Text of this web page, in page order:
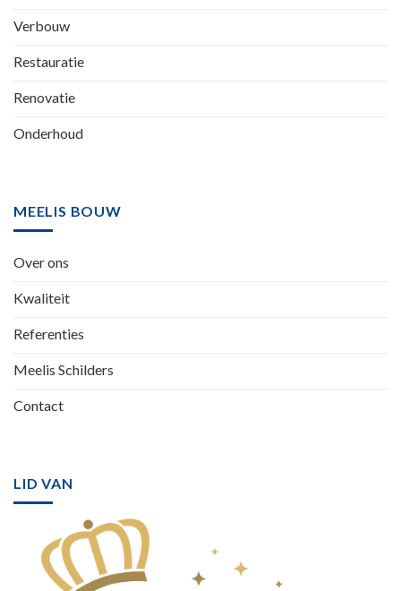
Verbouw
Restauratie
Renovatie
Onderhoud
MEELIS BOUW
Over ons
Kwaliteit
Referenties
Meelis Schilders
Contact
LID VAN